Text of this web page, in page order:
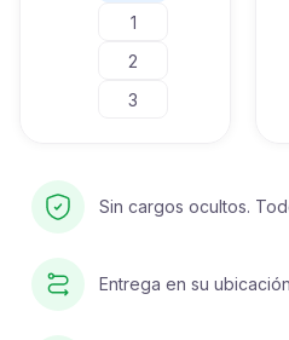
1
2
3
Sin cargos ocultos.
Entrega en su